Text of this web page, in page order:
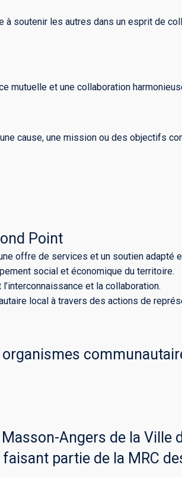
à soutenir les autres dans un esprit de
mutuelle et une collaboration
cause, une mission ou des objectifs
Point
offre de services et un soutien adapté
social et économique du territoire.
et la collaboration.
local à travers des actions de
organismes
Angers de la Ville
partie de la MRC